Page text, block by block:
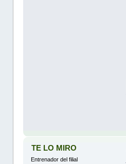
TE LO MIRO
Entrenador del filial